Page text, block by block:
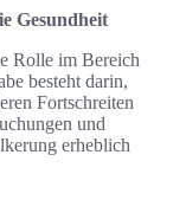
Gesundheit
Rolle im Bereich
besteht darin,
Fortschreiten
und
erheblich